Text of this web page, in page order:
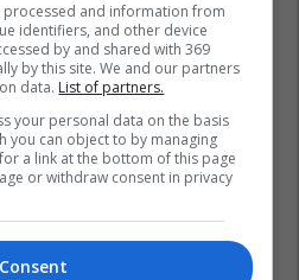
Britani E Madhe
and information from
identifiers, and other device
by and shared with 369
by this site. We and our partners
data. List of partners.
your personal data on the basis
you can object to by managing
a link at the bottom of this page
or withdraw consent in privacy
Consent